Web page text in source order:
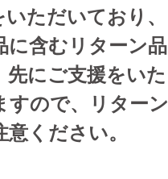
ただいており、
に含むリターン品
にご支援をいた
すので、リターン
ください。